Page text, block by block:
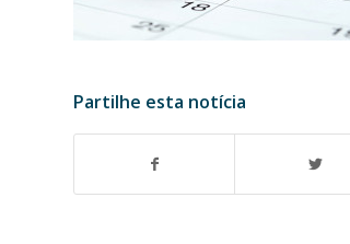
Partilhe esta notícia